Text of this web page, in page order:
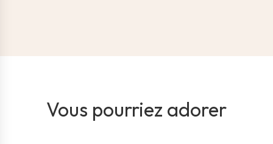
Vous pourriez adorer